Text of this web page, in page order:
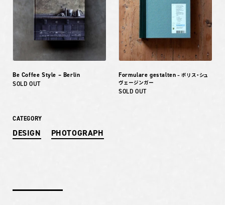
Be Coffee Style – Berlin
SOLD OUT
Formulare gestalten – ボリス・シュ
ヴェージンガー
SOLD OUT
CATEGORY
DESIGN PHOTOGRAPH